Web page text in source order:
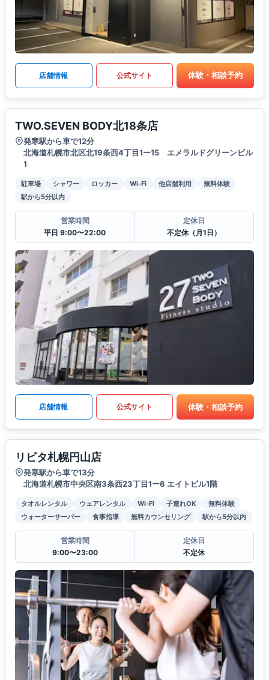
店舗情報 公式サイト 体験・相談予約
TWO.SEVEN BODY北18条店
発寒駅から車で12分
北海道札幌市北区北19条西4丁目1ー15 エメラルドグリーンビル
1
駐車場 シャワー ロッカー Wi-Fi 他店舗利用
無料体験
駅から5分以内
営業時間
平日 9:00〜22:00
定休日
不定休（月1日）
店舗情報 公式サイト 体験・相談予約
リビタ札幌円山店
発寒駅から車で13分
北海道札幌市中央区南3条西23丁目1ー6 エイトビル1階
タオルレンタル ウェアレンタル Wi-Fi 子連れOK
無料体験
ウォーターサーバー
食事指導 無料カウンセリング 駅から5分以内
営業時間
9:00〜23:00
定休日
不定休